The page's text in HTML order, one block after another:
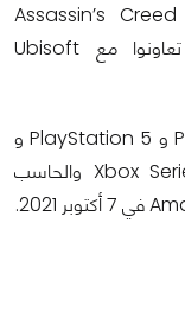
السنين، على سبيل المثال، شهد تطوير Assassin’s Creed
Valhalla مشاركة 14 استوديو مختلفًا تعاونوا مع Ubisoft
سيتم إطلاق Far Cry 6 على PlayStation 4 و PlayStation 5 و
Xbox One و Xbox Series X و Xbox Series S والحاسب